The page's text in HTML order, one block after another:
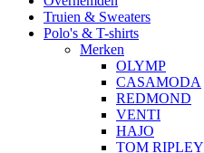
Truien & Sweaters
Polo's & T-shirts
Merken
OLYMP
CASAMODA
REDMOND
VENTI
HAJO
TOM RIPLEY